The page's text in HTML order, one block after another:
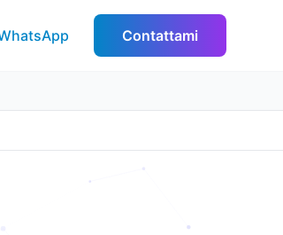
Contattami